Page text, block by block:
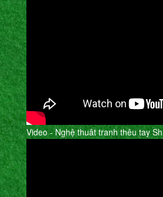
Video - Nghệ thuât tranh thêu tay Sh